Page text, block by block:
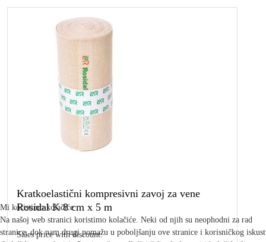
Kratkoelastični kompresivni zavoj za vene
Rosidal K 8 cm x 5 m
Sales price with discount:
Mi koristimo kolačiće
Na našoj web stranici koristimo kolačiće. Neki od njih su neophodni za rad
stranice, dok nam drugi pomažu u poboljšanju ove stranice i korisničkog